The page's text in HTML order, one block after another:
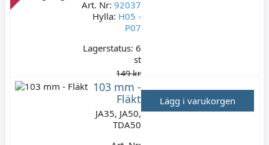
5 st
89 kr
Varav moms:
Art. Nr:92037
Hylla: H05 -
P07
Lagerstatus:6
st
149 kr
37,25 kr
Varav moms:7,45
103 mm -
Fläkt
JA35, JA50,
TDA50
Lägg i varukorgen